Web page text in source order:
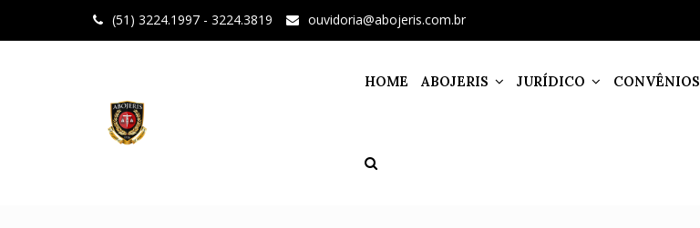
(51) 3224.1997 - 3224.3819 ouvidoria@abojeris.com.br
HOME ABOJERIS JURÍDICO CONVÊNIOS